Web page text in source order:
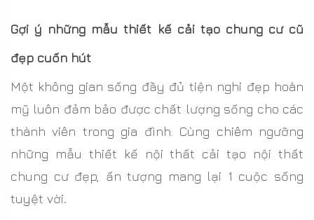
Gợi ý những mẫu thiết kế cải tạo chung cư cũ
đẹp cuốn hút
Một không gian sống đầy đủ tiện nghi đẹp hoàn
mỹ luôn đảm bảo được chất lượng sống cho các
thành viên trong gia đình. Cùng chiêm ngưỡng
những mẫu thiết kế nội thất cải tạo nội thất
chung cư đẹp, ấn tượng mang lại 1 cuộc sống
tuyệt vời.